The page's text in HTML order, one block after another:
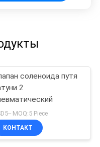
соленоида путя
2
MOQ:5 Piece
КОНТАКТ